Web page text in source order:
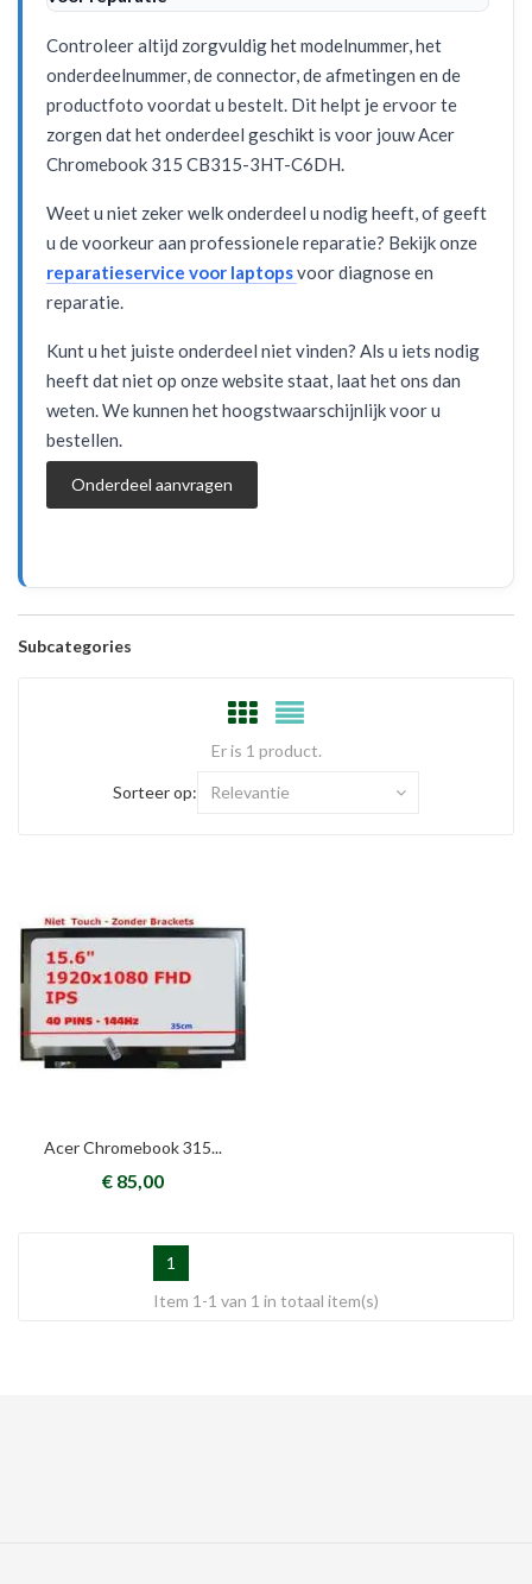
Controleer altijd zorgvuldig het modelnummer, het
onderdeelnummer, de connector, de afmetingen en de
productfoto voordat u bestelt. Dit helpt je ervoor te
zorgen dat het onderdeel geschikt is voor jouw Acer
Chromebook 315 CB315-3HT-C6DH.
Weet u niet zeker welk onderdeel u nodig heeft, of geeft
u de voorkeur aan professionele reparatie? Bekijk onze
reparatieservice voor laptopsvoor diagnose en
reparatie.
Kunt u het juiste onderdeel niet vinden? Als u iets nodig
heeft dat niet op onze website staat, laat het ons dan
weten. We kunnen het hoogstwaarschijnlijk voor u
bestellen.
Onderdeel aanvragen
Subcategories
Er is 1 product.
Sorteer op: Relevantie
Acer Chromebook 315...
€ 85,00
1
Item 1-1 van 1 in totaal item(s)